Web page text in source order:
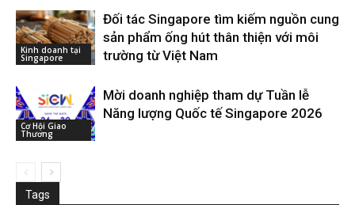
Kinh doanh tại
Singapore
Đối tác Singapore tìm kiếm nguồn cung
sản phẩm ống hút thân thiện với môi
trường từ Việt Nam
Cơ Hội Giao
Thương
Mời doanh nghiệp tham dự Tuần lễ
Năng lượng Quốc tế Singapore 2026
Tags